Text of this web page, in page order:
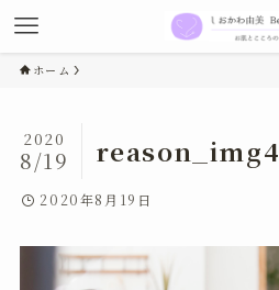
ホーム
reason_img4
2020
8/19
2020年8月19日